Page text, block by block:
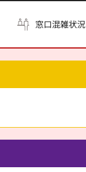
窓口混雑状況